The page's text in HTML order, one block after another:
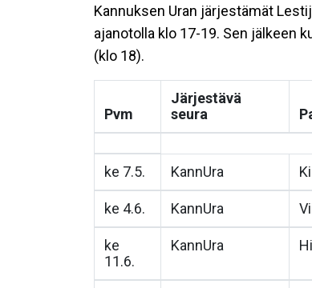
Kannuksen Uran järjestämät
ajanotolla klo 17-19. Sen jälkeen
(klo 18).
Pvm
Järjestävä
seura
ke 7.5. KannUra
ke 4.6. KannUra
ke
11.6.
KannUra